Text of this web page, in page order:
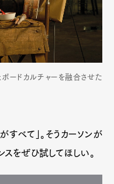
ボードカルチャーを融合させた
すべて」。そうカーソンが
をぜひ試してほしい。